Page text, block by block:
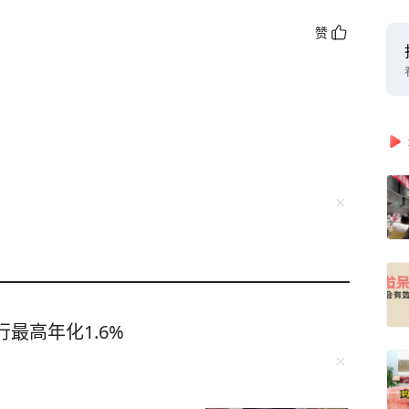
赞
最高年化1.6%